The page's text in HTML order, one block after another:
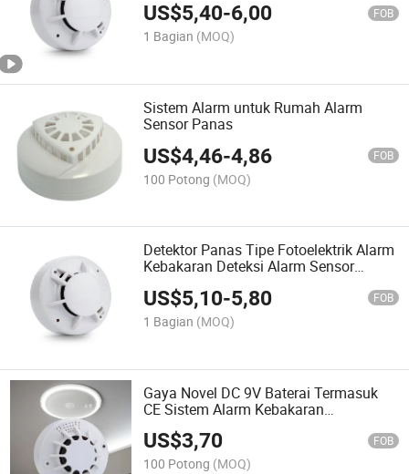
US$5,40-6,00 FOB
1 Bagian (MOQ)
Sistem Alarm untuk Rumah Alarm
Sensor Panas
US$4,46-4,86 FOB
100 Potong (MOQ)
Detektor Panas Tipe Fotoelektrik Alarm
Kebakaran Deteksi Alarm Sensor
Panas Alarm Kebakaran
US$5,10-5,80 FOB
1 Bagian (MOQ)
Gaya Novel DC 9V Baterai Termasuk
CE Sistem Alarm Kebakaran
Penggunaan Rumah Detektor Panas
Mandiri
US$3,70 FOB
100 Potong (MOQ)